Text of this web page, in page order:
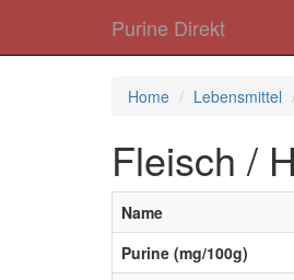
Purine Direkt
Home Lebensmittel
Fleisch /
Name
Purine (mg/100g)